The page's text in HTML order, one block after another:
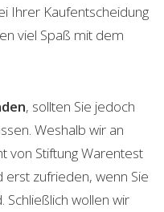
Ihrer Kaufentscheidung
viel Spaß mit dem
, sollten Sie jedoch
Weshalb wir an
von Stiftung Warentest
erst zufrieden, wenn Sie
wollen wir